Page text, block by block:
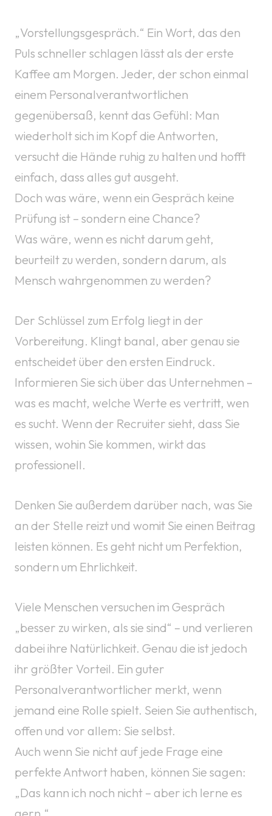
„Vorstellungsgespräch.“ Ein Wort, das den
Puls schneller schlagen lässt als der erste
Kaffee am Morgen. Jeder, der schon einmal
einem Personalverantwortlichen
gegenübersaß, kennt das Gefühl: Man
wiederholt sich im Kopf die Antworten,
versucht die Hände ruhig zu halten und hofft
einfach, dass alles gut ausgeht.
Doch was wäre, wenn ein Gespräch keine
Prüfung ist – sondern eine Chance?
Was wäre, wenn es nicht darum geht,
beurteilt zu werden, sondern darum, als
Mensch wahrgenommen zu werden?
Der Schlüssel zum Erfolg liegt in der
Vorbereitung. Klingt banal, aber genau sie
entscheidet über den ersten Eindruck.
Informieren Sie sich über das Unternehmen –
was es macht, welche Werte es vertritt, wen
es sucht. Wenn der Recruiter sieht, dass Sie
wissen, wohin Sie kommen, wirkt das
professionell.
Denken Sie außerdem darüber nach, was Sie
an der Stelle reizt und womit Sie einen Beitrag
leisten können. Es geht nicht um Perfektion,
sondern um Ehrlichkeit.
Viele Menschen versuchen im Gespräch
„besser zu wirken, als sie sind“ – und verlieren
dabei ihre Natürlichkeit. Genau die ist jedoch
ihr größter Vorteil. Ein guter
Personalverantwortlicher merkt, wenn
jemand eine Rolle spielt. Seien Sie authentisch,
offen und vor allem: Sie selbst.
Auch wenn Sie nicht auf jede Frage eine
perfekte Antwort haben, können Sie sagen:
„Das kann ich noch nicht – aber ich lerne es